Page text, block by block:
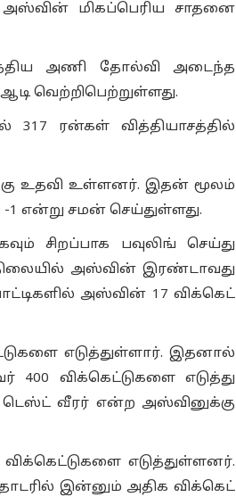
அஸ்வின் மிகப்பெரிய சாதனை
அணி தோல்வி அடைந்த
வெற்றிபெற்றுள்ளது.
317 ரன்கள் வித்தியாசத்தில்
உதவி உள்ளனர். இதன் மூலம்
என்று சமன் செய்துள்ளது.
சிறப்பாக பவுலிங் செய்து
நிலையில் அஸ்வின் இரண்டாவது
அஸ்வின் 17 விக்கெட்
எடுத்துள்ளார். இதனால்
விக்கெட்டுகளை எடுத்து
டெஸ்ட் வீரர் என்ற அஸ்வினுக்கு
எடுத்துள்ளனர்.
இன்னும் அதிக விக்கெட்